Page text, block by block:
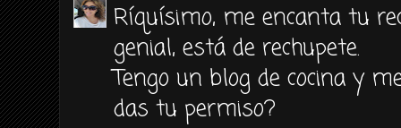
Ríquísimo, me encanta tu
genial, está de rechupete.
Tengo un blog de cocina y
das tu permiso?